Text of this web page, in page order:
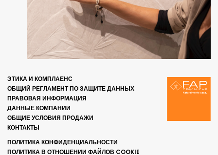
ЭТИКА И КОМПЛАЕНС
ОБЩИЙ РЕГЛАМЕНТ ПО ЗАЩИТЕ ДАННЫХ
ПРАВОВАЯ ИНФОРМАЦИЯ
ДАННЫЕ КОМПАНИИ
ОБЩИЕ УСЛОВИЯ ПРОДАЖИ
КОНТАКТЫ
ПОЛИТИКА КОНФИДЕНЦИАЛЬНОСТИ
ПОЛИТИКА В ОТНОШЕНИИ ФАЙЛОВ COOKIE